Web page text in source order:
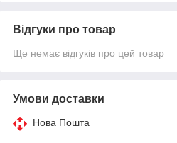
Відгуки про товар
Ще немає відгуків про цей товар
Умови доставки
Нова Пошта